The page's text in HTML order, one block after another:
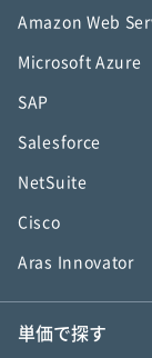
Amazon Web
Microsoft Azure
SAP
Salesforce
NetSuite
Cisco
Aras Innovator
単価で探す